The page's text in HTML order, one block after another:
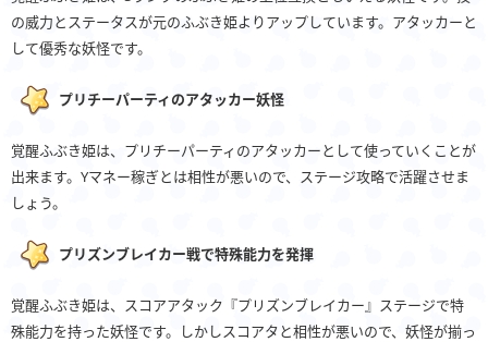
の威力とステータスが元のふぶき姫よりアップしています。アタッカーと
して優秀な妖怪です。
プリチーパーティのアタッカー妖怪
覚醒ふぶき姫は、プリチーパーティのアタッカーとして使っていくことが
出来ます。Yマネー稼ぎとは相性が悪いので、ステージ攻略で活躍させま
しょう。
プリズンブレイカー戦で特殊能力を発揮
覚醒ふぶき姫は、スコアアタック『プリズンブレイカー』ステージで特
殊能力を持った妖怪です。しかしスコアタと相性が悪いので、妖怪が揃っ